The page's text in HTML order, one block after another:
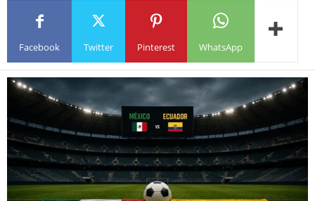
Facebook Twitter Pinterest WhatsApp